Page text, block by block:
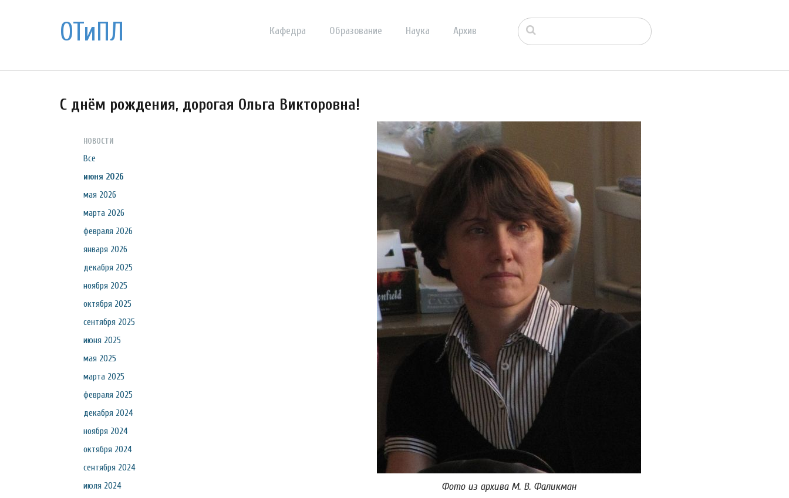
ОТиПЛ Кафедра Образование Наука Архив
С днём рождения, дорогая Ольга Викторовна!
НОВОСТИ
Все
июня 2026
мая 2026
марта 2026
февраля 2026
января 2026
декабря 2025
ноября 2025
октября 2025
сентября 2025
июня 2025
мая 2025
марта 2025
февраля 2025
декабря 2024
ноября 2024
октября 2024
сентября 2024
июля 2024
Фото из архива М. В. Фаликман